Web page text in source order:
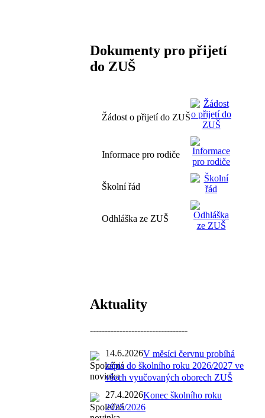
Dokumenty pro přijetí
do ZUŠ
Žádost o přijetí do ZUŠ
Informace pro rodiče
Školní řád
Odhláška ze ZUŠ
Aktuality
---------------------------------
14.6.2026V měsíci červnu probíhá
zápis do školního roku 2026/2027 ve
všech vyučovaných oborech ZUŠ
27.4.2026Konec školního roku
2025/2026